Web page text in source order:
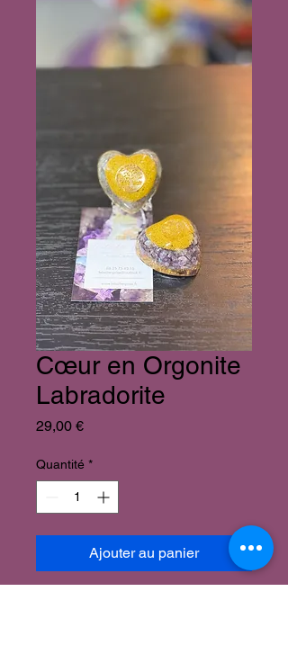
Cœur en Orgonite
Labradorite
29,00 €Prix
Quantité *
Ajouter au panier